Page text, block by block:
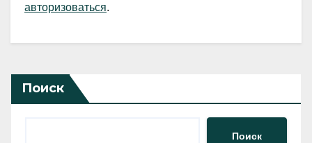
авторизоваться.
Поиск
Поиск